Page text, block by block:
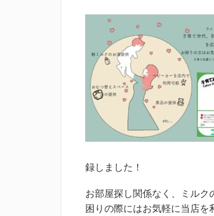
録しました！
お部屋探し関係なく、ミル
困りの際にはお気軽に当店を